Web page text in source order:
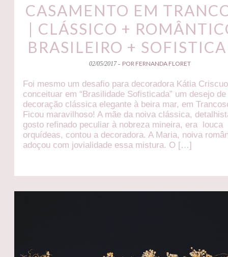
CASAMENTO EM
| CLÁSSICO +
BRASILEIRO +
02/05/2017 - POR FERNANDA FLORET
Foi mesmo um desafio para decoradora Kátia
conceituar em “Brasilidade Sofisticada” um desejo de
decoração clássica elegante à beira mar, em
Ficou maravilhoso! A mãe da noiva clássica,
gosto refinado peculiar à nobreza mineira, era louca
orquídeas, contou a decoradora. A Maria, noiva
adoçou com jovialidade essa mistura. O […]